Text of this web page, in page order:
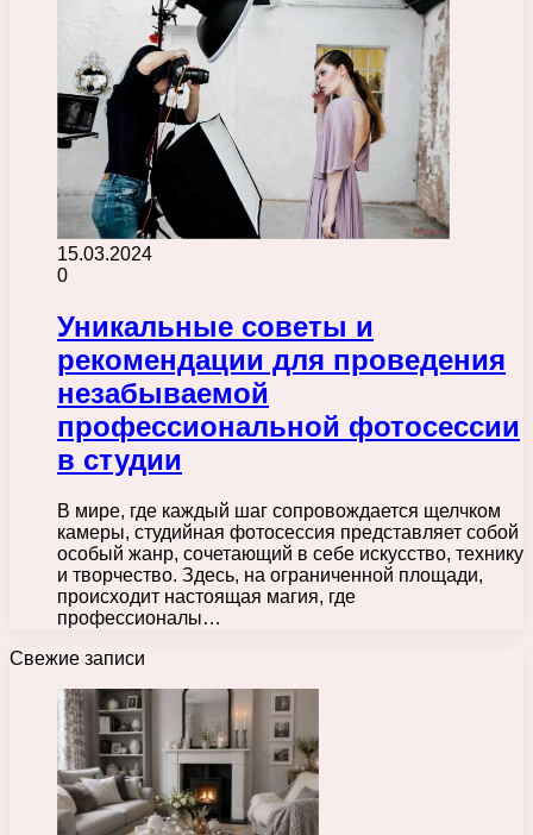
15.03.2024
0
Уникальные советы и
рекомендации для проведения
незабываемой
профессиональной фотосессии
в студии
В мире, где каждый шаг сопровождается щелчком
камеры, студийная фотосессия представляет собой
особый жанр, сочетающий в себе искусство, технику
и творчество. Здесь, на ограниченной площади,
происходит настоящая магия, где
профессионалы…
Свежие записи